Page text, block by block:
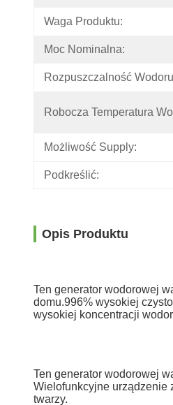
Waga Produktu:
Moc Nominalna:
Rozpuszczalność
Robocza Temperatura
Możliwość Supply:
Podkreślić:
Opis Produktu
Ten generator wodorowej
domu.996% wysokiej
wysokiej koncentracji
Ten generator wodorowej
Wielofunkcyjne urządzenie
twarzy.